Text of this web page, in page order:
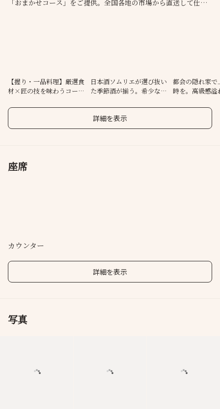
「おまかせコース」をご提供。全国各地の市場から直送して仕入
【握り・一品料理】厳選食
材×匠の技を味わうコース
日本酒ソムリエが選び抜い
た季節酒が揃う。希少な銘
都会の隠れ家で
時を。高級感溢
詳細を表示
座席
カウンター
詳細を表示
写真